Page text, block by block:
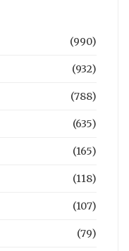
(990)
(932)
(788)
(635)
(165)
(118)
(107)
(79)